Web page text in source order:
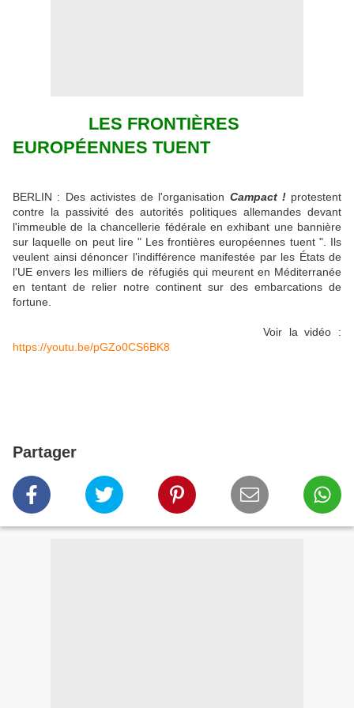
LES FRONTIÈRES
EUROPÉENNES TUENT
BERLIN : Des activistes de l'organisation Campact !protestent
contre la passivité des autorités politiques allemandes devant
l'immeuble de la chancellerie fédérale en exhibant une bannière
sur laquelle on peut lire " Les frontières européennes tuent ". Ils
veulent ainsi dénoncer l'indifférence manifestée par les États de
l'UE envers les milliers de réfugiés qui meurent en Méditerranée
en tentant de relier notre continent sur des embarcations de
fortune.
Voir la vidéo :
https://youtu.be/pGZo0CS6BK8
Partager